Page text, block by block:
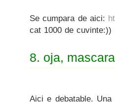
Se cumpara de aici:
cat 1000 de cuvinte:))
8. oja,
Aici e debatable.